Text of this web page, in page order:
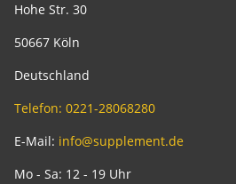
Hohe Str. 30
50667 Köln
Deutschland
Telefon: 0221-28068280
E-Mail: info@supplement.de
Mo - Sa: 12 - 19 Uhr